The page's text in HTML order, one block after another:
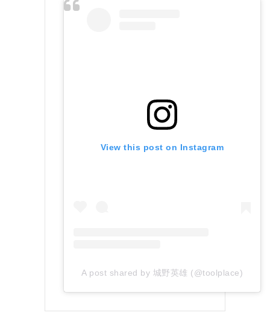
View this post on Instagram
A post shared by 城野英雄 (@toolplace)